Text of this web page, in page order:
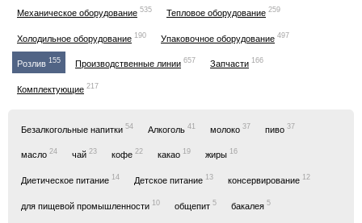
Механическое оборудование 535 Тепловое оборудование 259
Холодильное оборудование 190 Упаковочное оборудование 497
Розлив 155 Производственные линии 657 Запчасти 166
Комплектующие 217
Безалкогольные напитки 54 Алкоголь 41 молоко 37 пиво 37
масло 24 чай 23 кофе 22 какао 19 жиры 16
Диетическое питание 14 Детское питание 13 консервирование 12
для пищевой промышленности 10 общепит 5 бакалея 5